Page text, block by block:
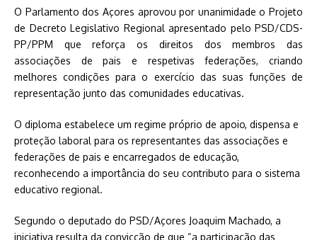
O Parlamento dos Açores aprovou por unanimidade o Projeto
de Decreto Legislativo Regional apresentado pelo PSD/CDS-
PP/PPM que reforça os direitos dos membros das
associações de pais e respetivas federações, criando
melhores condições para o exercício das suas funções de
representação junto das comunidades educativas.
O diploma estabelece um regime próprio de apoio, dispensa e
proteção laboral para os representantes das associações e
federações de pais e encarregados de educação,
reconhecendo a importância do seu contributo para o sistema
educativo regional.
Segundo o deputado do PSD/Açores Joaquim Machado, a
iniciativa resulta da convicção de que “a participação das